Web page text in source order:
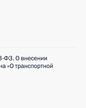
ФЗ. О внесении
«О транспортной